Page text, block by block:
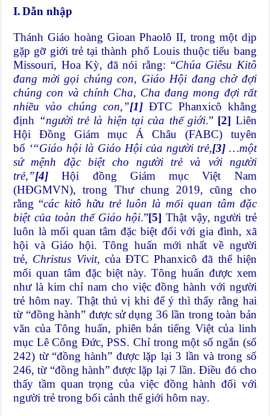
I. Dẫn nhập
Thánh Giáo hoàng Gioan Phaolô II, trong một dịp
gặp gỡ giới trẻ tại thành phố Louis thuộc tiểu bang
Missouri, Hoa Kỳ, đã nói rằng: “Chúa Giêsu Kitô
đang mời gọi chúng con, Giáo Hội đang chờ đợi
chúng con và chính Cha, Cha đang mong đợi rất
nhiều vào chúng con,”[1] ĐTC Phanxicô khẳng
định “người trẻ là hiện tại của thế giới.” [2] Liên
Hội Đồng Giám mục Á Châu (FABC) tuyên
bố ‘“Giáo hội là Giáo Hội của người trẻ,[3]…một
sứ mệnh đặc biệt cho người trẻ và với người
trẻ,”[4] Hội đồng Giám mục Việt Nam
(HĐGMVN), trong Thư chung 2019, cũng cho
rằng “các kitô hữu trẻ luôn là mối quan tâm đặc
biệt của toàn thể Giáo hội.”[5] Thật vậy, người trẻ
luôn là mối quan tâm đặc biệt đối với gia đình, xã
hội và Giáo hội. Tông huấn mới nhất về người
trẻ, Christus Vivit, của ĐTC Phanxicô đã thể hiện
mối quan tâm đặc biệt này. Tông huấn được xem
như là kim chỉ nam cho việc đồng hành với người
trẻ hôm nay. Thật thú vị khi để ý thì thấy rằng hai
từ “đồng hành” được sử dụng 36 lần trong toàn bản
văn của Tông huấn, phiên bản tiếng Việt của linh
mục Lê Công Đức, PSS. Chỉ trong một số ngắn (số
242) từ “đồng hành” được lặp lại 3 lần và trong số
246, từ “đồng hành” được lặp lại 7 lần. Điều đó cho
thấy tầm quan trọng của việc đồng hành đối với
người trẻ trong bối cảnh thế giới hôm nay.